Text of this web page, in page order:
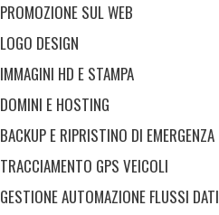
PROMOZIONE SUL WEB
LOGO DESIGN
IMMAGINI HD E STAMPA
DOMINI E HOSTING
BACKUP E RIPRISTINO DI EMERGENZA
TRACCIAMENTO GPS VEICOLI
GESTIONE AUTOMAZIONE FLUSSI DATI